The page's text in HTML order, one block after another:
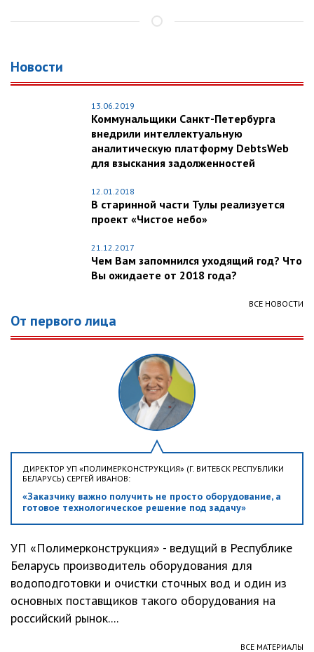
Новости
13.06.2019
Коммунальщики Санкт-Петербурга
внедрили интеллектуальную
аналитическую платформу DebtsWeb
для взыскания задолженностей
12.01.2018
В старинной части Тулы реализуется
проект «Чистое небо»
21.12.2017
Чем Вам запомнился уходящий год? Что
Вы ожидаете от 2018 года?
ВСЕ НОВОСТИ
От первого лица
ДИРЕКТОР УП «ПОЛИМЕРКОНСТРУКЦИЯ» (Г. ВИТЕБСК РЕСПУБЛИКИ
БЕЛАРУСЬ) СЕРГЕЙ ИВАНОВ:
«Заказчику важно получить не просто оборудование, а
готовое технологическое решение под задачу»
УП «Полимерконструкция» - ведущий в Республике
Беларусь производитель оборудования для
водоподготовки и очистки сточных вод и один из
основных поставщиков такого оборудования на
российский рынок....
ВСЕ МАТЕРИАЛЫ